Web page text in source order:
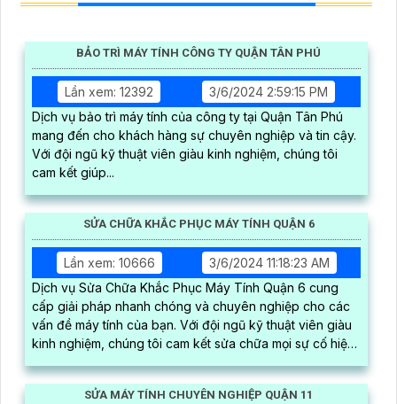
BẢO TRÌ MÁY TÍNH CÔNG TY QUẬN TÂN PHÚ
Lần xem: 12392
3/6/2024 2:59:15 PM
Dịch vụ bảo trì máy tính của công ty tại Quận Tân Phú
mang đến cho khách hàng sự chuyên nghiệp và tin cậy.
Với đội ngũ kỹ thuật viên giàu kinh nghiệm, chúng tôi
cam kết giúp...
SỬA CHỮA KHẮC PHỤC MÁY TÍNH QUẬN 6
Lần xem: 10666
3/6/2024 11:18:23 AM
Dịch vụ Sửa Chữa Khắc Phục Máy Tính Quận 6 cung
cấp giải pháp nhanh chóng và chuyên nghiệp cho các
vấn đề máy tính của bạn. Với đội ngũ kỹ thuật viên giàu
kinh nghiệm, chúng tôi cam kết sửa chữa mọi sự cố hiệu
SỬA MÁY TÍNH CHUYÊN NGHIỆP QUẬN 11